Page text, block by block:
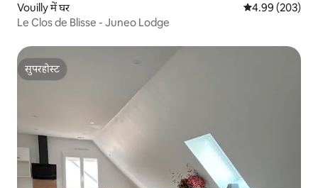
Vouilly में घर औसत रेटिंग 5 में से
4.99 (203)
Le Clos de Blisse - Juneo Lodge
सुपरहोस्ट
सुपरहोस्ट